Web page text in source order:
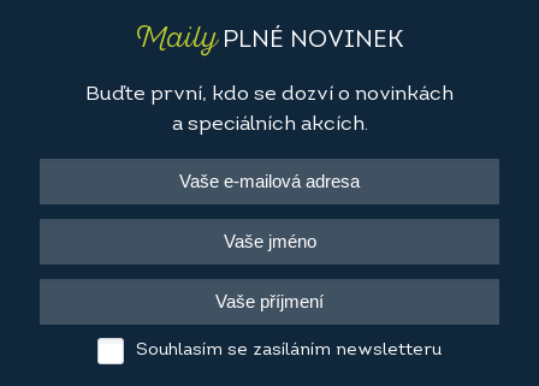
MailyPLNÉ NOVINEK
Buďte první, kdo se dozví o novinkách
a speciálních akcích.
Souhlasím se zasíláním newsletteru